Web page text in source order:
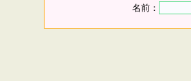
名前：